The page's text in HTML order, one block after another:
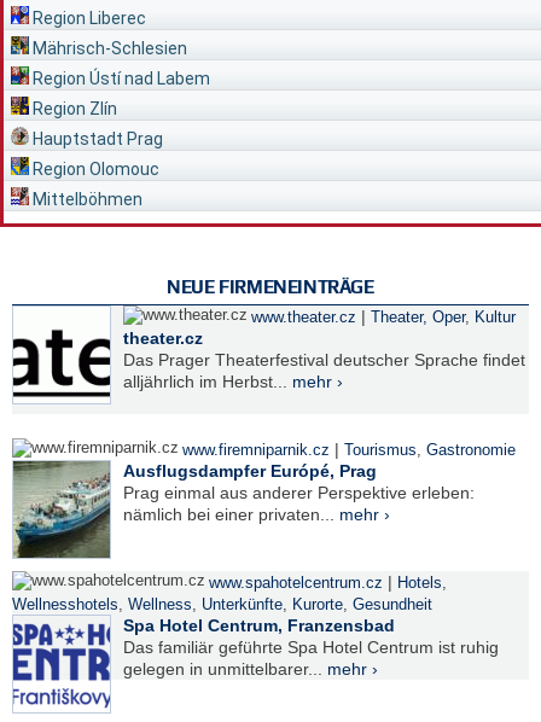
Region Liberec
Mährisch-Schlesien
Region Ústí nad Labem
Region Zlín
Hauptstadt Prag
Region Olomouc
Mittelböhmen
NEUE FIRMENEINTRÄGE
www.theater.cz | Theater, Oper, Kultur
theater.cz
Das Prager Theaterfestival deutscher Sprache findet
alljährlich im Herbst... mehr ›
www.firemniparnik.cz | Tourismus, Gastronomie
Ausflugsdampfer Európé, Prag
Prag einmal aus anderer Perspektive erleben:
nämlich bei einer privaten... mehr ›
www.spahotelcentrum.cz | Hotels,
Wellnesshotels, Wellness, Unterkünfte, Kurorte, Gesundheit
Spa Hotel Centrum, Franzensbad
Das familiär geführte Spa Hotel Centrum ist ruhig
gelegen in unmittelbarer... mehr ›